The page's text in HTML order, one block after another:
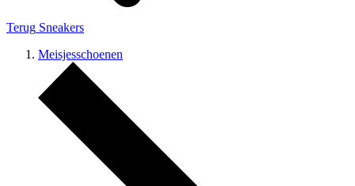
Terug Sneakers
Meisjesschoenen